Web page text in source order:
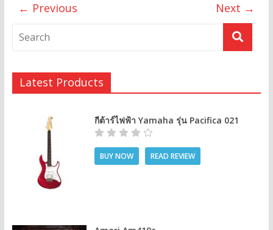
← Previous Next →
Latest Products
กีต้าร์ไฟฟ้า Yamaha รุ่น Pacifica 021
BUY NOW READ REVIEW